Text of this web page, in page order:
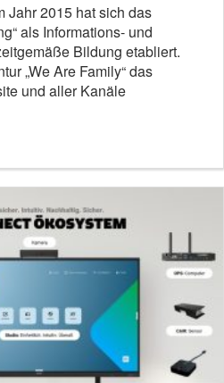
Jahr 2015 hat sich das
als Informations- und
Bildung etabliert.
„We Are Family“ das
und aller Kanäle